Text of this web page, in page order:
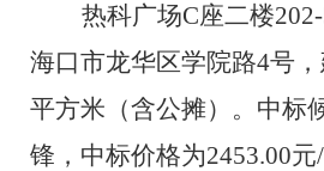
热科广场C座二楼
海口市龙华区学院路4号，
平方米 （含公摊） 。 中标
锋 ， 中标价格为2453.00元/